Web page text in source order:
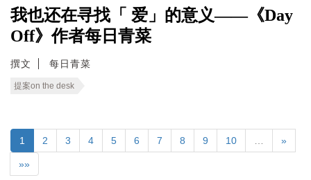
我也还在寻找「 爱」的意义——《Day
Off》作者每日青菜
撰文 每日青菜
提案on the desk
1 2 3 4 5 6 7 8 9 10 »
»»